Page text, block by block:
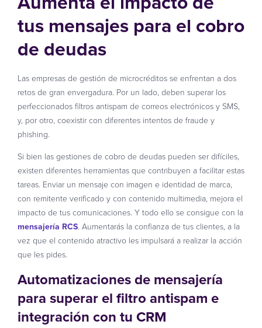
tus mensajes para el cobro
de deudas
Las empresas de gestión de microcréditos se enfrentan a dos
retos de gran envergadura. Por un lado, deben superar los
perfeccionados filtros antispam de correos electrónicos y SMS,
y, por otro, coexistir con diferentes intentos de fraude y
phishing.
Si bien las gestiones de cobro de deudas pueden ser difíciles,
existen diferentes herramientas que contribuyen a facilitar estas
tareas. Enviar un mensaje con imagen e identidad de marca,
con remitente verificado y con contenido multimedia, mejora el
impacto de tus comunicaciones. Y todo ello se consigue con la
mensajería RCS. Aumentarás la confianza de tus clientes, a la
vez que el contenido atractivo les impulsará a realizar la acción
que les pides.
Automatizaciones de mensajería
para superar el filtro antispam e
integración con tu CRM